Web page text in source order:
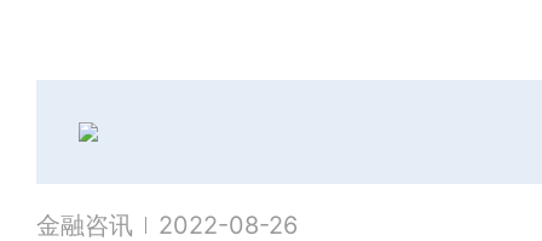
金融咨讯 2022-08-26